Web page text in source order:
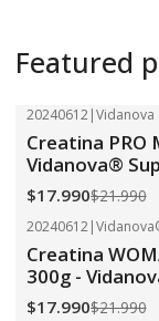
Featured
-18% OFF
20240612|Vidanova
Creatina
Vidanova®
$17.990$21.990
-18% OFF
20240612|
Creatina
300g -
$17.990$21.990